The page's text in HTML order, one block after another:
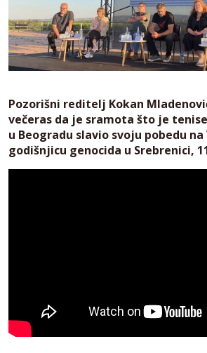
Pozorišni reditelj Kokan
večeras da je sramota što je
u Beogradu slavio svoju pobedu
godišnjicu genocida u Srebrenici,